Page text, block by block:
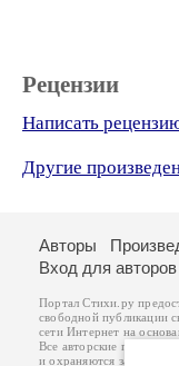
Рецензии
Написать
Другие
Авторы
Вход для авторов
Портал Стихи.ру
свободной публикации
сети Интернет на
Все авторские права на
и охраняются законом .